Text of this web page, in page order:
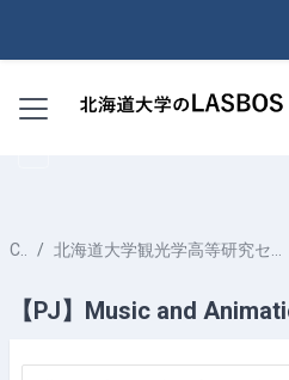
Panel lateral
Cursos 北海道大学観光学高等研究センター Center for Advanced Tourism Studies HOKKAIDO UNIVERSITY
【PJ】Music and